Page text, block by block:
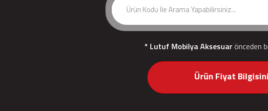
* Lutuf Mobilya Aksesuarönceden
Ürün Fiyat